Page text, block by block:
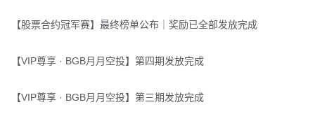
【股票合约冠军赛】最终榜单公布｜奖励已全部发放完成
【VIP尊享 · BGB月月空投】第四期发放完成
【VIP尊享 · BGB月月空投】第三期发放完成